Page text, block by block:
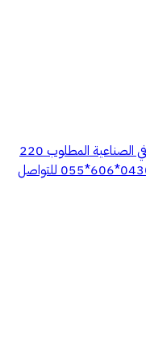
أرض للبيع مساحة 300 على واجهة جنوبية في الصناعية المطلوب 220
الف للتواصل 8999*310*055 للتواصل 0430*606*055 للتواصل